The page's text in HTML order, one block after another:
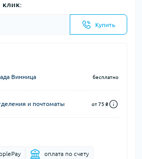
клик:
Купить
Винница бесплатно
и почтоматы от 75 ₴
оплата по счету